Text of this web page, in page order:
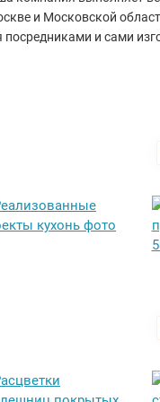
и Московской
и сами